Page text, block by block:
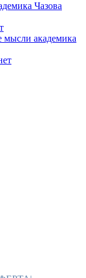
Чазова
академика